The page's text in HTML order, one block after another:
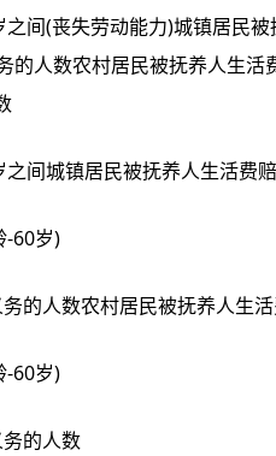
间(丧失劳动能力)城镇居民
的人数农村居民被抚养人生
间城镇居民被抚养人生活费
-60岁)
的人数农村居民被抚养人生
-60岁)
的人数